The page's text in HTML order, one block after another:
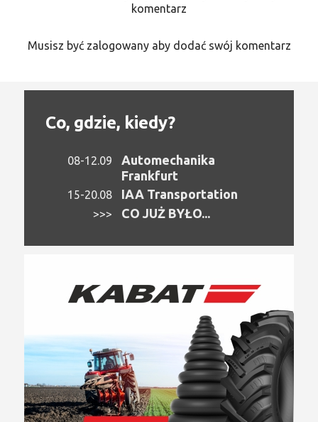
komentarz
Musisz być zalogowany aby dodać swój komentarz
Co, gdzie, kiedy?
08-12.09
Automechanika
Frankfurt
15-20.08 IAA Transportation
>>> CO JUŻ BYŁO...